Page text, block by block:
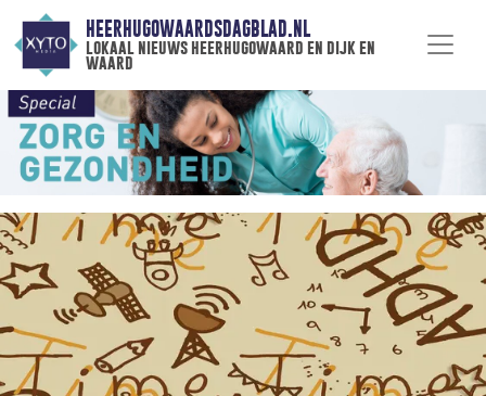
HEERHUGOWAARDSDAGBLAD.NL
lokaal nieuws heerhugowaard en dijk en
waard